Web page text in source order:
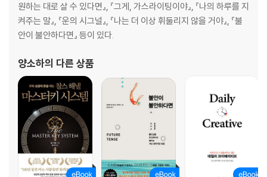
원하는 대로 살 수 있다면』, 『그게, 가스라이팅이야』, 『나의 하루를 지
켜주는 말』, 『운의 시그널』, 『나는 더 이상 휘둘리지 않을 거야』, 『불
안이 불안하다면』 등이 있다.
양소하의 다른 상품